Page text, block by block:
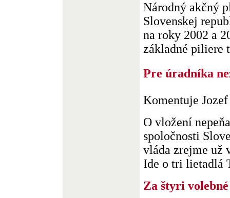
Národný akčný
Slovenskej
na roky 2002 a
základné piliere
Pre úradníka
Komentuje
O vložení
spoločnosti
vláda zrejme už
Ide o tri lietadlá
Za štyri